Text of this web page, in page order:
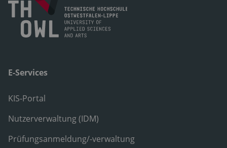
E-Services
KIS-Portal
Nutzerverwaltung (IDM)
Prüfungsanmeldung/-verwaltung